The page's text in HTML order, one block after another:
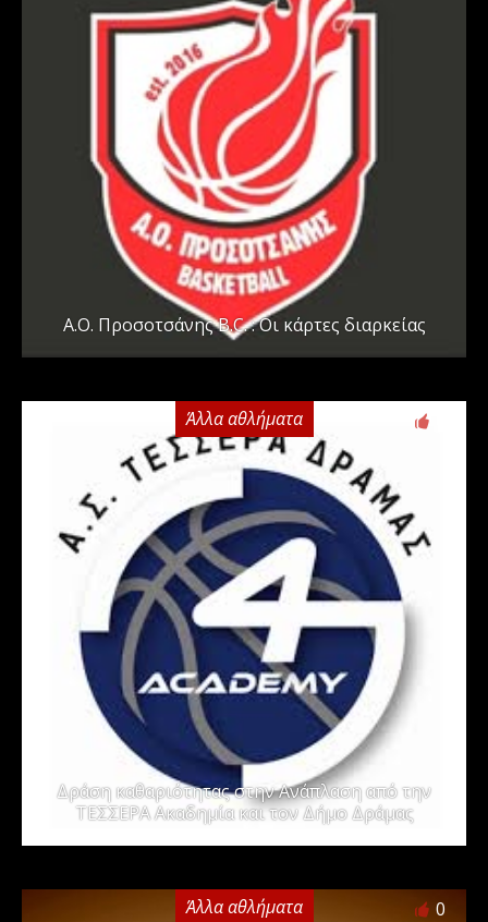
Α.Ο. Προσοτσάνης B.C. : Οι κάρτες διαρκείας
Άλλα αθλήματα
Δράση καθαριότητας στην Ανάπλαση από την
ΤΕΣΣΕΡΑ Ακαδημία και τον Δήμο Δράμας
Άλλα αθλήματα 0